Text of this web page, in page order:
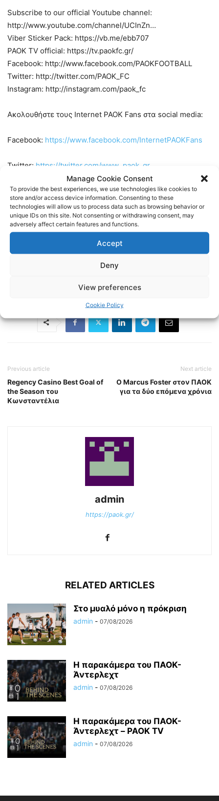
Manage Cookie Consent
To provide the best experiences, we use technologies like cookies to
store and/or access device information. Consenting to these
technologies will allow us to process data such as browsing behavior or
unique IDs on this site. Not consenting or withdrawing consent, may
adversely affect certain features and functions.
Accept
Deny
View preferences
Cookie Policy
Subscribe to our official Youtube channel:
http://www.youtube.com/channel/UCInZn…
Viber Sticker Pack: https://vb.me/ebb707
PAOK TV official: https://tv.paokfc.gr/
Facebook: http://www.facebook.com/PAOKFOOTBALL
Twitter: http://twitter.com/PAOK_FC
Instagram: http://instagram.com/paok_fc
Ακολουθήστε τους Internet PAOK Fans στα social media:
Facebook: https://www.facebook.com/InternetPAOKFans
Twitter: https://twitter.com/www_paok_gr
Linkedin:https://www.linkedin.com/in/internet-paok-fans-
601b24248
Instagram:https://www.instagram.com/internetpaokfans
#paok #paokfans #παοκ #thessaloniki
Previous article
Regency Casino Best Goal of
the Season του
Κωνσταντέλια
Next article
O Marcus Foster στον ΠΑΟΚ
για τα δύο επόμενα χρόνια
admin
https://paok.gr/
RELATED ARTICLES
Στο μυαλό μόνο η πρόκριση
admin - 07/08/2026
Η παρακάμερα του ΠΑΟΚ-
Άντερλεχτ
admin - 07/08/2026
Η παρακάμερα του ΠΑΟK-
Άντερλεχτ – PAOK TV
admin - 07/08/2026